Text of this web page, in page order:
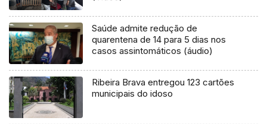
Saúde admite redução de
quarentena de 14 para 5 dias nos
casos assintomáticos (áudio)
Ribeira Brava entregou 123 cartões
municipais do idoso